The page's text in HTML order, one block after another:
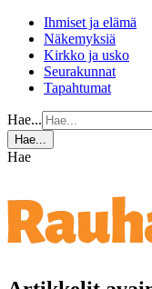
Ihmiset ja elämä
Näkemyksiä
Kirkko ja usko
Seurakunnat
Tapahtumat
Hae...
Hae...
Hae